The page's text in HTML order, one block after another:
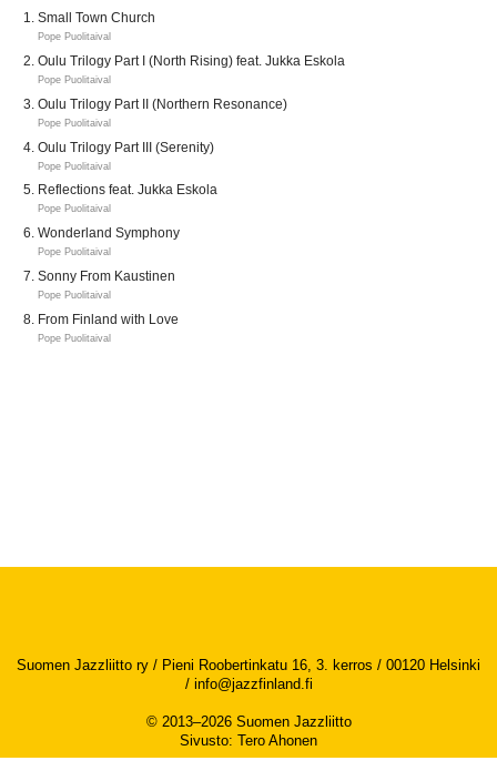
Small Town Church
Pope Puolitaival
Oulu Trilogy Part I (North Rising) feat. Jukka Eskola
Pope Puolitaival
Oulu Trilogy Part II (Northern Resonance)
Pope Puolitaival
Oulu Trilogy Part III (Serenity)
Pope Puolitaival
Reflections feat. Jukka Eskola
Pope Puolitaival
Wonderland Symphony
Pope Puolitaival
Sonny From Kaustinen
Pope Puolitaival
From Finland with Love
Pope Puolitaival
Suomen Jazzliitto ry / Pieni Roobertinkatu 16, 3. kerros / 00120 Helsinki
/ info@jazzfinland.fi
© 2013–2026 Suomen Jazzliitto
Sivusto: Tero Ahonen